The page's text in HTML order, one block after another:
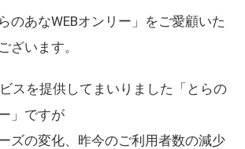
のあなWEBオンリー」をご愛顧いた
ざいます。
スを提供してまいりました「とらの
」ですが
ズの変化、昨今のご利用者数の減少